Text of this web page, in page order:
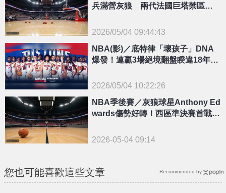
{PLAYICON}
兵滿營灰狼 兩代法國巨塔禁區交
2026/05/04 09:44:43
{PLAYICON}
NBA(影)／底特律「壞孩子」DNA
爆發！連贏3場絕境翻盤睽違18年闖
2026/05/04 10:22:26
NBA季後賽／灰狼球星Anthony Ed
wards傷勢好轉！西區準決賽首戰有
2026-05-04 09:14
您也可能喜歡這些文章 Recommended by